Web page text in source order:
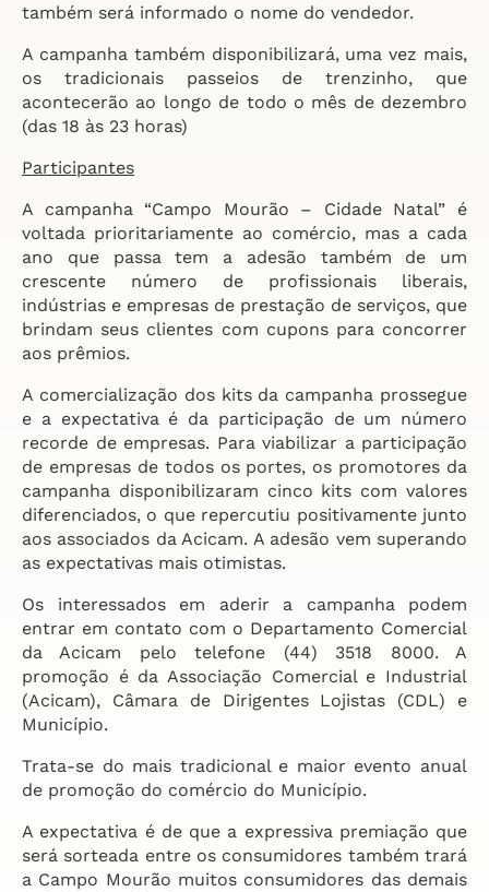
também será informado o nome do vendedor.
A campanha também disponibilizará, uma vez mais,
os tradicionais passeios de trenzinho, que
acontecerão ao longo de todo o mês de dezembro
(das 18 às 23 horas)
Participantes
A campanha “Campo Mourão – Cidade Natal” é
voltada prioritariamente ao comércio, mas a cada
ano que passa tem a adesão também de um
crescente número de profissionais liberais,
indústrias e empresas de prestação de serviços, que
brindam seus clientes com cupons para concorrer
aos prêmios.
A comercialização dos kits da campanha prossegue
e a expectativa é da participação de um número
recorde de empresas. Para viabilizar a participação
de empresas de todos os portes, os promotores da
campanha disponibilizaram cinco kits com valores
diferenciados, o que repercutiu positivamente junto
aos associados da Acicam. A adesão vem superando
as expectativas mais otimistas.
Os interessados em aderir a campanha podem
entrar em contato com o Departamento Comercial
da Acicam pelo telefone (44) 3518 8000. A
promoção é da Associação Comercial e Industrial
(Acicam), Câmara de Dirigentes Lojistas (CDL) e
Município.
Trata-se do mais tradicional e maior evento anual
de promoção do comércio do Município.
A expectativa é de que a expressiva premiação que
será sorteada entre os consumidores também trará
a Campo Mourão muitos consumidores das demais